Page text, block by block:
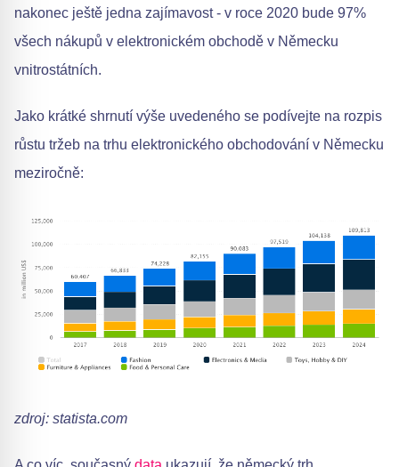
nakonec ještě jedna zajímavost - v roce 2020 bude 97%
všech nákupů v elektronickém obchodě v Německu
vnitrostátních.
Jako krátké shrnutí výše uvedeného se podívejte na rozpis
růstu tržeb na trhu elektronického obchodování v Německu
meziročně:
zdroj: statista.com